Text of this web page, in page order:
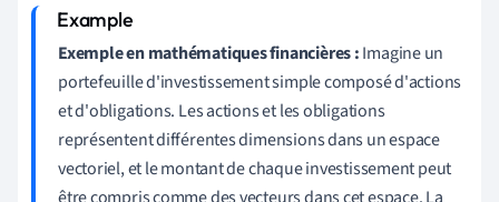
Exemple en mathématiques financières :Imagine un
portefeuille d'investissement simple composé d'actions
et d'obligations. Les actions et les obligations
représentent différentes dimensions dans un espace
vectoriel, et le montant de chaque investissement peut
être compris comme des vecteurs dans cet espace. La